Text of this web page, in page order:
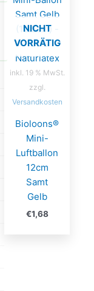
NICHT
VORRÄTIG
inkl. 19 % MwSt.
zzgl.
Versandkosten
Bioloons®
Mini-
Luftballon
12cm
Samt
Gelb
€1,68